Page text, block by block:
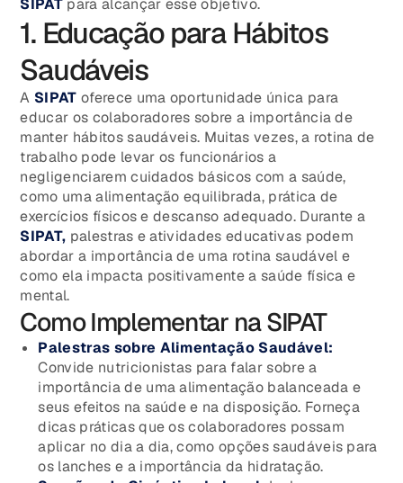
SIPAT para alcançar esse objetivo.
1. Educação para Hábitos
Saudáveis
A SIPAT oferece uma oportunidade única para
educar os colaboradores sobre a importância de
manter hábitos saudáveis. Muitas vezes, a rotina de
trabalho pode levar os funcionários a
negligenciarem cuidados básicos com a saúde,
como uma alimentação equilibrada, prática de
exercícios físicos e descanso adequado. Durante a
SIPAT, palestras e atividades educativas podem
abordar a importância de uma rotina saudável e
como ela impacta positivamente a saúde física e
mental.
Como Implementar na SIPAT
Palestras sobre Alimentação Saudável:
Convide nutricionistas para falar sobre a
importância de uma alimentação balanceada e
seus efeitos na saúde e na disposição. Forneça
dicas práticas que os colaboradores possam
aplicar no dia a dia, como opções saudáveis para
os lanches e a importância da hidratação.